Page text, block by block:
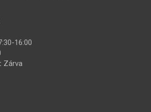
16:00
Zárva